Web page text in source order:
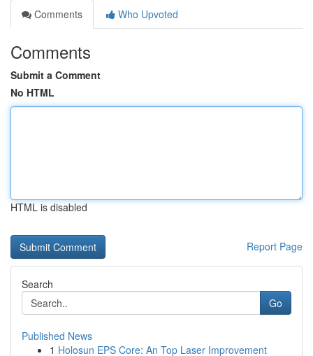
Comments
Who Upvoted
Comments
Submit a Comment
No HTML
HTML is disabled
Report Page
Search
Go
Published News
1 Holosun EPS Core: An Top Laser Improvement